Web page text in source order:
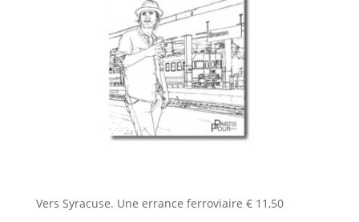
Vers Syracuse. Une errance ferroviaire €11,50